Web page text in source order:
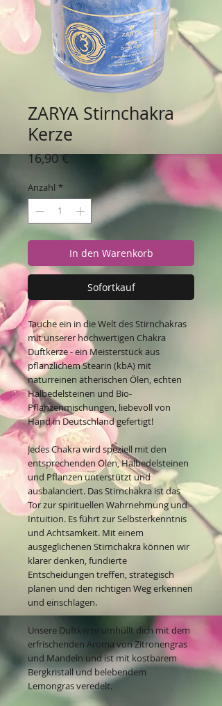
ZARYA Stirnchakra
Kerze
16,90 €Preis
Anzahl *
In den Warenkorb
Sofortkauf
Tauche ein in die Welt des Stirnchakras
mit unserer hochwertigen Chakra
Duftkerze - ein Meisterstück aus
pflanzlichem Stearin (kbA) mit
naturreinen ätherischen Ölen, echten
Halbedelsteinen und Bio-
Pflanzenmischungen, liebevoll von
Hand in Deutschland gefertigt!
Jedes Chakra wird speziell mit den
entsprechenden Ölen, Halbedelsteinen
und Pflanzen unterstützt und
ausbalanciert. Das Stirnchakra ist das
Tor zur spirituellen Wahrnehmung und
Intuition. Es führt zur Selbsterkenntnis
und Achtsamkeit. Mit einem
ausgeglichenen Stirnchakra können wir
klarer denken, fundierte
Entscheidungen treffen, strategisch
planen und den richtigen Weg erkennen
und einschlagen.
Unsere Duftkerze umhüllt dich mit dem
erfrischenden Aroma von Zitronengras
und Mandeln und ist mit kostbarem
Bergkristall und belebendem
Lemongras veredelt.